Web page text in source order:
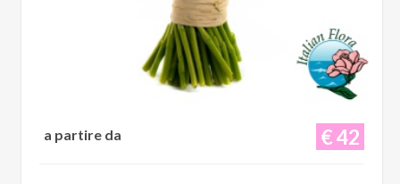
€ 42
a partire da